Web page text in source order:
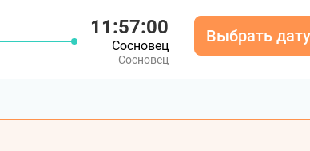
11:57:00
Сосновец
Сосновец
Выбрать дату